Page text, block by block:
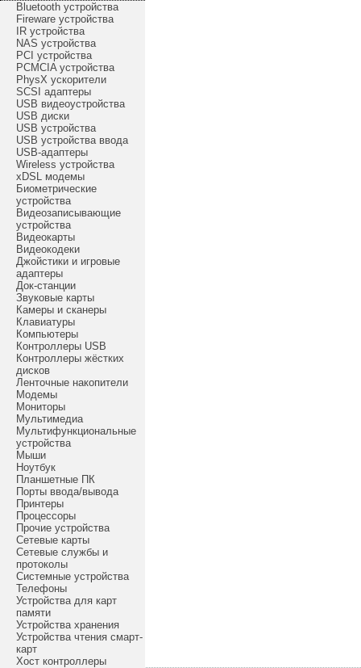
Bluetooth устройства
Fireware устройства
IR устройства
NAS устройства
PCI устройства
PCMCIA устройства
PhysX ускорители
SCSI адаптеры
USB видеоустройства
USB диски
USB устройства
USB устройства ввода
USB-адаптеры
Wireless устройства
xDSL модемы
Биометрические
устройства
Видеозаписывающие
устройства
Видеокарты
Видеокодеки
Джойстики и игровые
адаптеры
Док-станции
Звуковые карты
Камеры и сканеры
Клавиатуры
Компьютеры
Контроллеры USB
Контроллеры жёстких
дисков
Ленточные накопители
Модемы
Мониторы
Мультимедиа
Мультифункциональные
устройства
Мыши
Ноутбук
Планшетные ПК
Порты ввода/вывода
Принтеры
Процессоры
Прочие устройства
Сетевые карты
Сетевые службы и
протоколы
Системные устройства
Телефоны
Устройства для карт
памяти
Устройства хранения
Устройства чтения смарт-
карт
Хост контроллеры